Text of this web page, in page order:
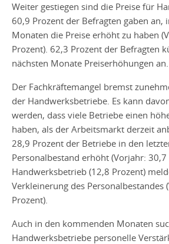
Weiter gestiegen sind die Preise für
60,9 Prozent der Befragten gaben an,
Monaten die Preise erhöht zu haben
Prozent). 62,3 Prozent der Befragten
nächsten Monate Preiserhöhungen an.
Der Fachkräftemangel bremst
der Handwerksbetriebe. Es kann
werden, dass viele Betriebe einen
haben, als der Arbeitsmarkt derzeit
28,9 Prozent der Betriebe in den
Personalbestand erhöht (Vorjahr: 30,7
Handwerksbetrieb (12,8 Prozent)
Verkleinerung des Personalbestandes
Prozent).
Auch in den kommenden Monaten
Handwerksbetriebe personelle